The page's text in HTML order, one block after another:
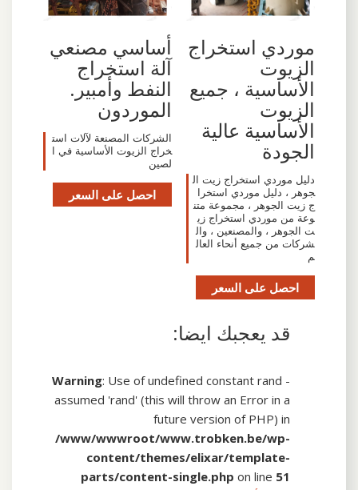
موردي استخراج
الزيوت
الأساسية ، جميع
الزيوت
الأساسية عالية
الجودة
دليل موردي استخراج زيت ال
جوهر ، دليل موردي استخرا
ج زيت الجوهر ، مجموعة متن
وعة من موردي استخراج زي
ت الجوهر ، والمصنعين ، وال
شركات من جميع أنحاء العال
م
احصل على السعر
أساسي مصنعي
آلة استخراج
النفط وأمبير.
الموردون
الشركات المصنعة لآلات است
خراج الزيوت الأساسية في ا
لصين
احصل على السعر
قد يعجبك ايضا:
Warning: Use of undefined constant rand -
assumed 'rand' (this will throw an Error in a
future version of PHP) in
/www/wwwroot/www.trobken.be/wp-
content/themes/elixar/template-
parts/content-single.php on line 51